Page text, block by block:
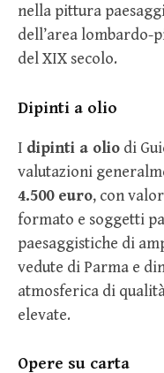
nella pittura
dell’area lombardo-
del XIX secolo.
Dipinti a olio
I dipinti a olio di
valutazioni
4.500 euro, con
formato e soggetti
paesaggistiche di
vedute di Parma e
atmosferica di
elevate.
Opere su carta